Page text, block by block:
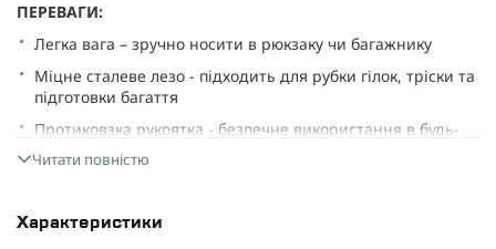
ПЕРЕВАГИ:
Легка вага – зручно носити в рюкзаку чи багажнику
Міцне сталеве лезо - підходить для рубки гілок, тріски та
підготовки багаття
Протиковзка рукоятка - безпечне використання в будь-
яких погодних умовах
Яскравий дизайн легко помітити серед спорядження
Читати повністю
Характеристики